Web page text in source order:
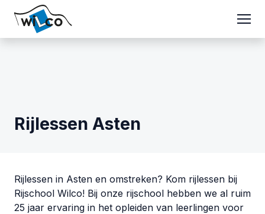
Rijlessen Asten
Rijlessen in Asten en omstreken? Kom rijlessen bij
Rijschool Wilco! Bij onze rijschool hebben we al ruim
25 jaar ervaring in het opleiden van leerlingen voor